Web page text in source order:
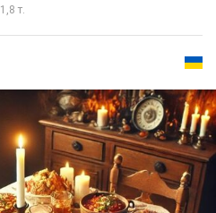
1,8 т.